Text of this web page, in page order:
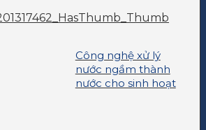
Công nghệ xử lý
nước ngầm thành
nước cho sinh hoạt